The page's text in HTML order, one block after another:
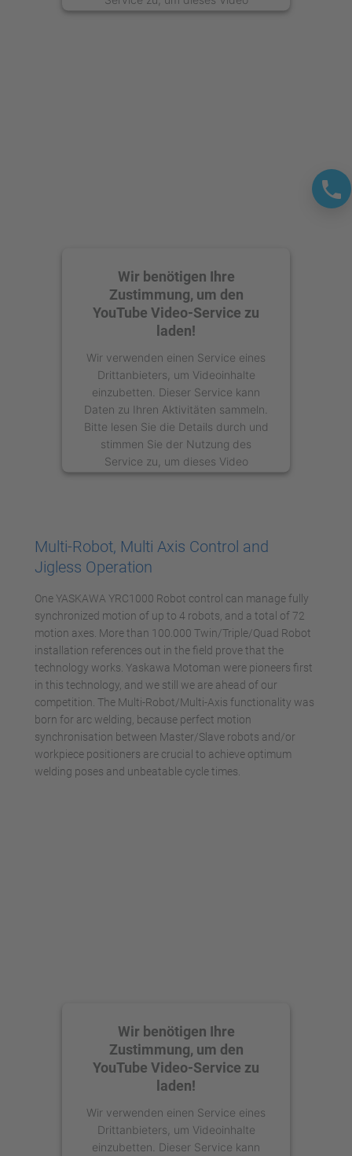
anzusehen.
Wir benötigen Ihre
Zustimmung, um den
YouTube Video-Service zu
laden!
Wir verwenden einen Service eines
Drittanbieters, um Videoinhalte
einzubetten. Dieser Service kann
Daten zu Ihren Aktivitäten sammeln.
Bitte lesen Sie die Details durch und
stimmen Sie der Nutzung des
Service zu, um dieses Video
anzusehen.
Akzeptieren
Management Platform
Multi-Robot, Multi Axis Control and
Jigless Operation
One YASKAWA YRC1000 Robot control can manage fully
synchronized motion of up to 4 robots, and a total of 72
motion axes. More than 100.000 Twin/Triple/Quad Robot
installation references out in the field prove that the
technology works. Yaskawa Motoman were pioneers first
in this technology, and we still we are ahead of our
competition. The Multi-Robot/Multi-Axis functionality was
born for arc welding, because perfect motion
synchronisation between Master/Slave robots and/or
workpiece positioners are crucial to achieve optimum
welding poses and unbeatable cycle times.
Wir benötigen Ihre
Zustimmung, um den
YouTube Video-Service zu
laden!
Wir verwenden einen Service eines
Drittanbieters, um Videoinhalte
einzubetten. Dieser Service kann